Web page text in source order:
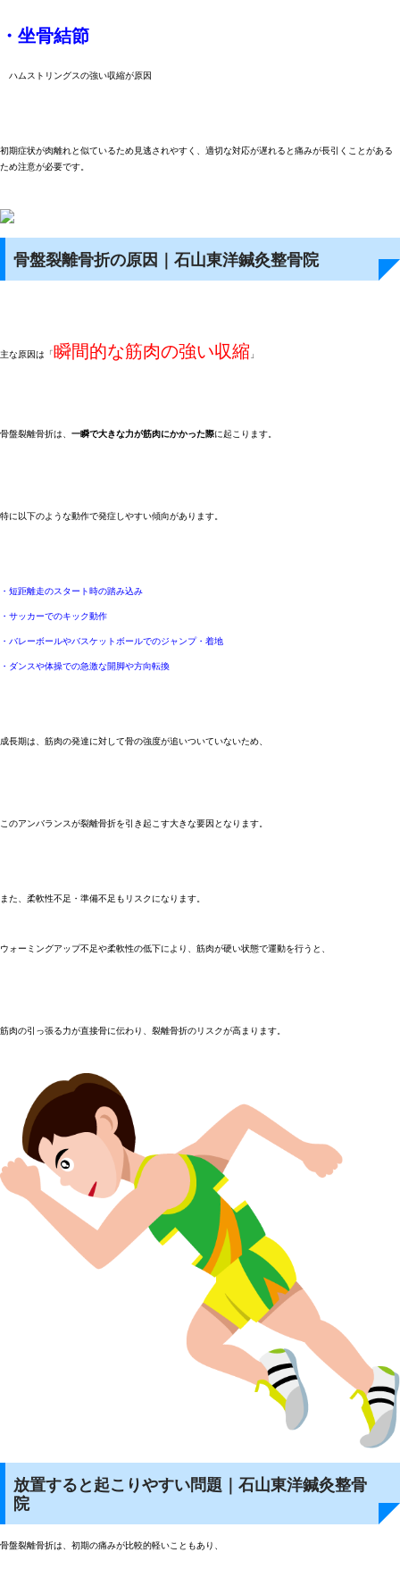
・坐骨結節
ハムストリングスの強い収縮が原因
初期症状が肉離れと似ているため見逃されやすく、適切な対応が遅れると痛みが長引くことがある
ため注意が必要です。
骨盤裂離骨折の原因｜石山東洋鍼灸整骨院
主な原因は「瞬間的な筋肉の強い収縮 」
骨盤裂離骨折は、 一瞬で大きな力が筋肉にかかった際に起こります。
特に以下のような動作で発症しやすい傾向があります。
・短距離走のスタート時の踏み込み
・サッカーでのキック動作
・バレーボールやバスケットボールでのジャンプ・着地
・ダンスや体操での急激な開脚や方向転換
成長期は、筋肉の発達に対して骨の強度が追いついていないため、
このアンバランスが裂離骨折を引き起こす大きな要因となります。
また、柔軟性不足・準備不足もリスクになります。
ウォーミングアップ不足や柔軟性の低下により、筋肉が硬い状態で運動を行うと、
筋肉の引っ張る力が直接骨に伝わり、裂離骨折のリスクが高まります。
放置すると起こりやすい問題｜石山東洋鍼灸整骨
院
骨盤裂離骨折は、初期の痛みが比較的軽いこともあり、